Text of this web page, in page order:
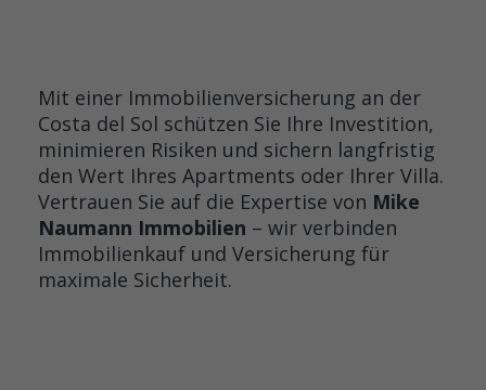
Mit einer Immobilienversicherung an der
Costa del Sol schützen Sie Ihre Investition,
minimieren Risiken und sichern langfristig
den Wert Ihres Apartments oder Ihrer Villa.
Vertrauen Sie auf die Expertise von Mike
Naumann Immobilien – wir verbinden
Immobilienkauf und Versicherung für
maximale Sicherheit.